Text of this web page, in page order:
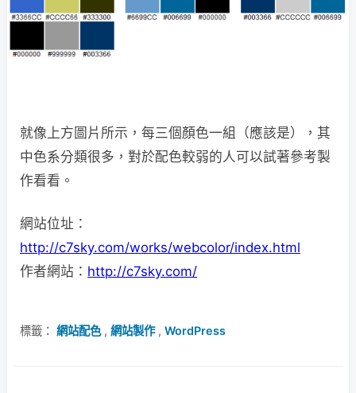
就像上方圖片所示，每三個顏色一組（應該是），其
中色系分類很多，對於配色較弱的人可以試著參考製
作看看。
網站位址：
http://c7sky.com/works/webcolor/index.html
作者網站： http://c7sky.com/
標籤： 網站配色, 網站製作, WordPress